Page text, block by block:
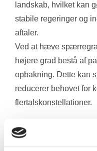
landskab, hvilket kan
stabile regeringer og
aftaler.
Ved at hæve
højere grad bestå af
opbakning. Dette kan
reducerer behovet for
flertalskonstellationer.
En højere